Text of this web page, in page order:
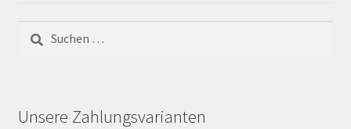
nach:
Unsere Zahlungsvarianten